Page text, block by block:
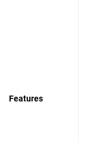
Features